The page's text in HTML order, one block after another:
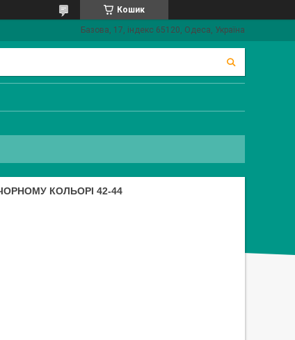
Кошик
Базова, 17, індекс 65120, Одеса, Україна
КОЛЬОРІ 42-44